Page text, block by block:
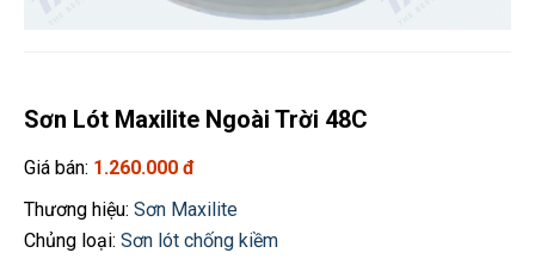
Sơn Lót Maxilite Ngoài Trời 48C
Giá bán: 1.260.000 đ
Thương hiệu: Sơn Maxilite
Chủng loại: Sơn lót chống kiềm